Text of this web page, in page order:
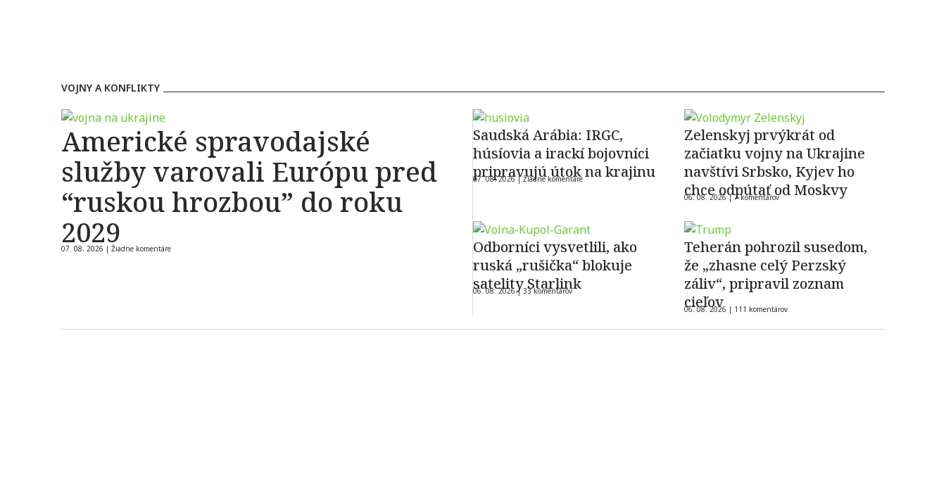
VOJNY A KONFLIKTY
Americké spravodajské
služby varovali Európu pred
“ruskou hrozbou” do roku
2029
07. 08. 2026 | Žiadne komentáre
Saudská Arábia: IRGC,
húsíovia a irackí bojovníci
pripravujú útok na krajinu
07. 08. 2026 |Žiadne komentáre
Zelenskyj prvýkrát od
začiatku vojny na Ukrajine
navštívi Srbsko, Kyjev ho
chce odpútať od Moskvy
06. 08. 2026 |7 komentárov
Odborníci vysvetlili, ako
ruská „rušička“ blokuje
satelity Starlink
06. 08. 2026 | 33 komentárov
Teherán pohrozil susedom,
že „zhasne celý Perzský
záliv“, pripravil zoznam
cieľov
06. 08. 2026 | 111 komentárov